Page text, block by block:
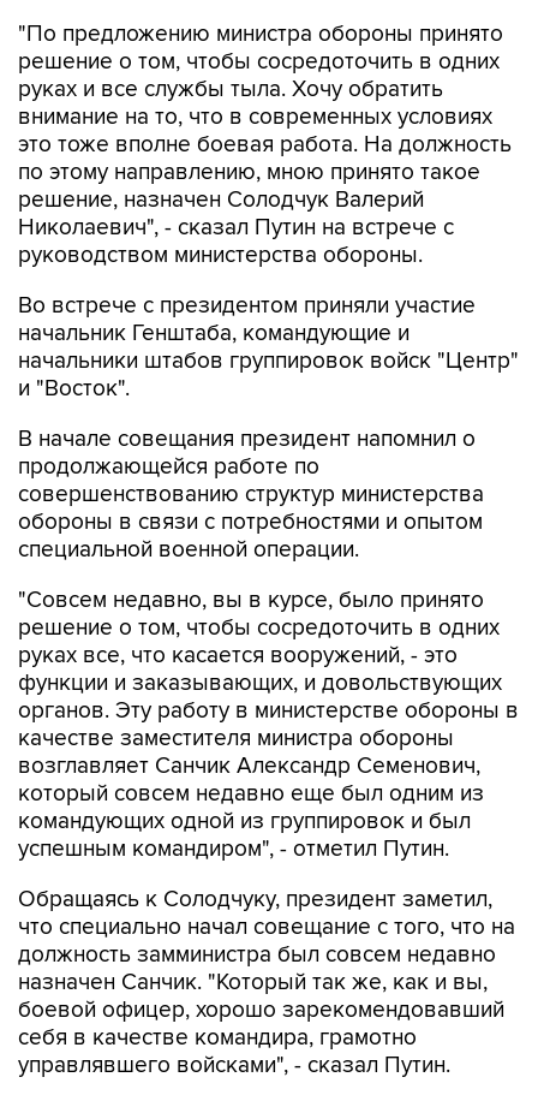
"По предложению министра обороны принято
решение о том, чтобы сосредоточить в одних
руках и все службы тыла. Хочу обратить
внимание на то, что в современных условиях
это тоже вполне боевая работа. На должность
по этому направлению, мною принято такое
решение, назначен Солодчук Валерий
Николаевич", - сказал Путин на встрече с
руководством министерства обороны.
Во встрече с президентом приняли участие
начальник Генштаба, командующие и
начальники штабов группировок войск "Центр"
и "Восток".
В начале совещания президент напомнил о
продолжающейся работе по
совершенствованию структур министерства
обороны в связи с потребностями и опытом
специальной военной операции.
"Совсем недавно, вы в курсе, было принято
решение о том, чтобы сосредоточить в одних
руках все, что касается вооружений, - это
функции и заказывающих, и довольствующих
органов. Эту работу в министерстве обороны в
качестве заместителя министра обороны
возглавляет Санчик Александр Семенович,
который совсем недавно еще был одним из
командующих одной из группировок и был
успешным командиром", - отметил Путин.
Обращаясь к Солодчуку, президент заметил,
что специально начал совещание с того, что на
должность замминистра был совсем недавно
назначен Санчик. "Который так же, как и вы,
боевой офицер, хорошо зарекомендовавший
себя в качестве командира, грамотно
управлявшего войсками", - сказал Путин.